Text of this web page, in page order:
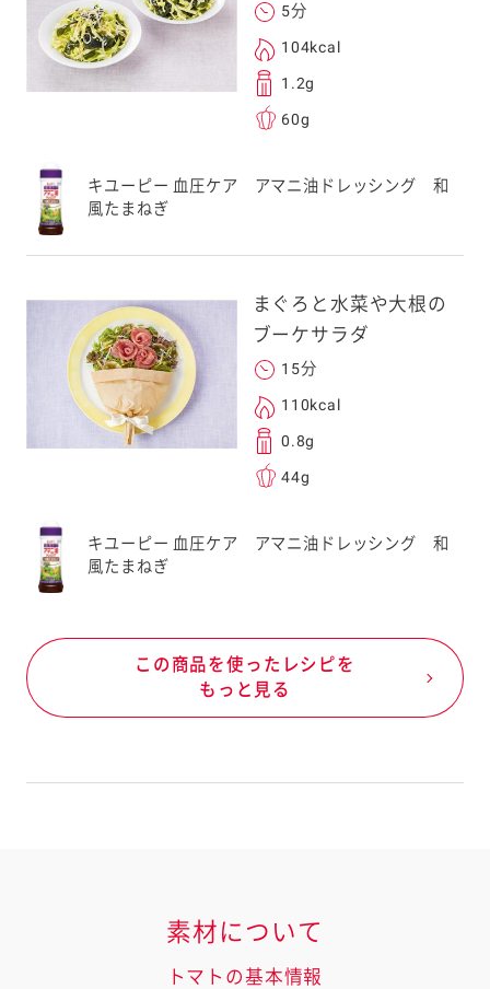
5分
104kcal
1.2g
60g
キユーピー 血圧ケア アマニ油ドレッシング 和
風たまねぎ
まぐろと水菜や大根の
ブーケサラダ
15分
110kcal
0.8g
44g
キユーピー 血圧ケア アマニ油ドレッシング 和
風たまねぎ
この商品を使ったレシピを
もっと見る
素材について
トマトの基本情報